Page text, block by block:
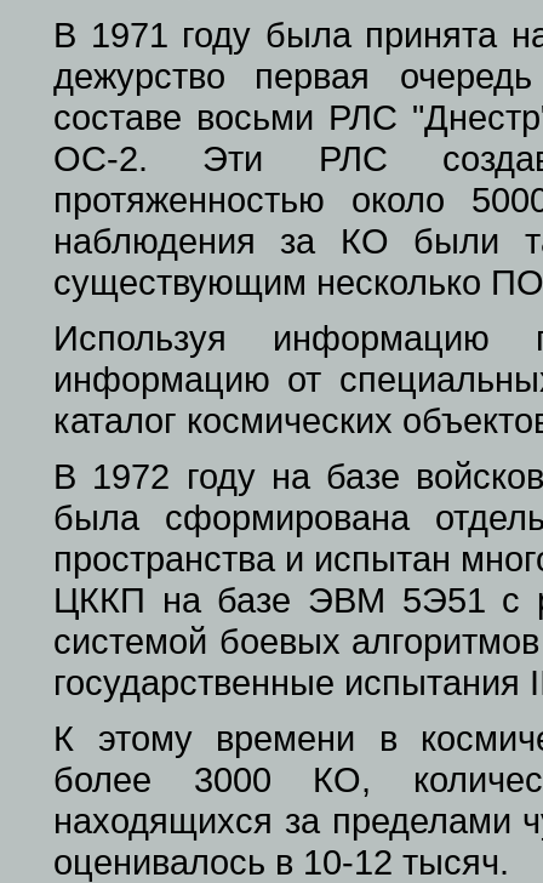
В 1971 году была принята
дежурство первая
составе восьми РЛС
ОС-2. Эти РЛС
протяженностью около
наблюдения за КО были
существующим несколько
Используя информацию
информацию от
каталог космических
В 1972 году на базе
была сформирована
пространства и испытан
ЦККП на базе ЭВМ 5Э51 с
системой боевых
государственные
К этому времени в
более 3000 КО,
находящихся за пределами
оценивалось в 10-12 тысяч.